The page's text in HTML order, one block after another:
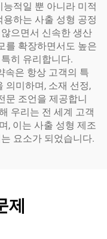
적일 뿐 아니라 미적
하는 사출 성형 공정
으면서 신속한 생산
를 확장하면서도 높은
히 유리합니다.
속은 항상 고객의 특
의미하며, 소재 선정,
문 조언을 제공합니
우리는 전 세계 고객
, 이는 사출 성형 제조
요소가 되었습니다.
제